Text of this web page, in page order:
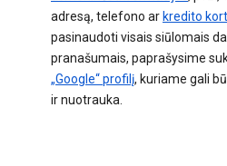
adresą, telefono ar kredito
pasinaudoti visais siūlomais
pranašumais, paprašysime
„Google“ profilį, kuriame gali
ir nuotrauka.